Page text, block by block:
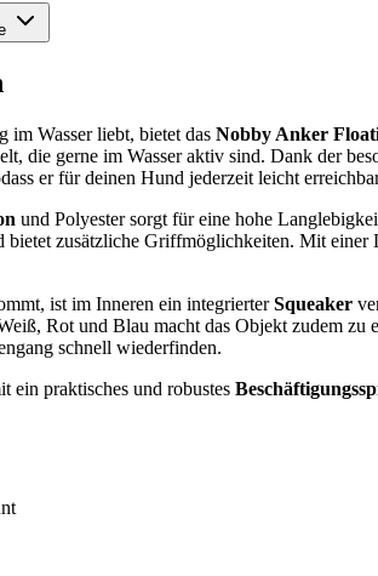
im Wasser liebt, bietet das Nobby Anker
die gerne im Wasser aktiv sind. Dank der
er für deinen Hund jederzeit leicht
und Polyester sorgt für eine hohe
bietet zusätzliche Griffmöglichkeiten. Mit
ist im Inneren ein integrierterSqueaker
Rot und Blau macht das Objekt zudem
schnell wiederfinden.
ein praktisches und robustes